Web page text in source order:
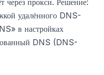
через прокси. Решение:
удалённого DNS-
в настройках
DNS (DNS-